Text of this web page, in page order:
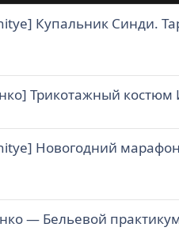
Купальник Синди.
Трикотажный костюм
Новогодний
― Бельевой